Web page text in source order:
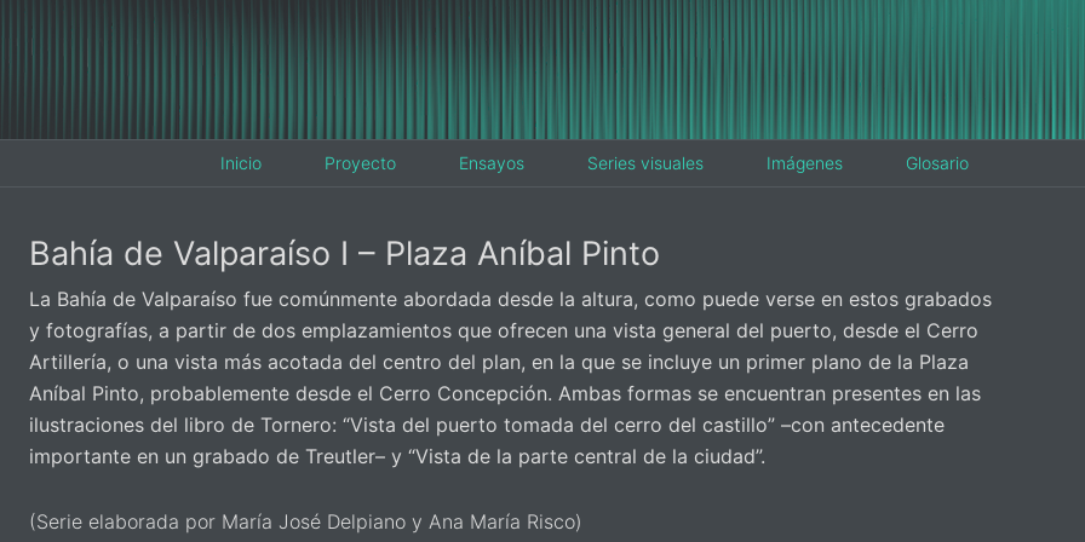
Inicio Proyecto Ensayos Series visuales Imágenes Glosario
Bahía de Valparaíso I – Plaza Aníbal Pinto
La Bahía de Valparaíso fue comúnmente abordada desde la altura, como puede verse en estos grabados
y fotografías, a partir de dos emplazamientos que ofrecen una vista general del puerto, desde el Cerro
Artillería, o una vista más acotada del centro del plan, en la que se incluye un primer plano de la Plaza
Aníbal Pinto, probablemente desde el Cerro Concepción. Ambas formas se encuentran presentes en las
ilustraciones del libro de Tornero: “Vista del puerto tomada del cerro del castillo” –con antecedente
importante en un grabado de Treutler– y “Vista de la parte central de la ciudad”.
(Serie elaborada por María José Delpiano y Ana María Risco)